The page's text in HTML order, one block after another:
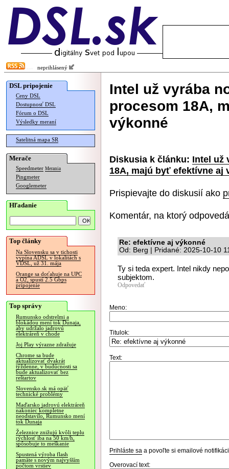
neprihlásený
DSL pripojenie
Ceny DSL
Dostupnosť DSL
Fórum o DSL
Výsledky meraní
Satelitná mapa SR
Merače
Speedmeter Merania
Pingmeter
Googlemeter
Hľadanie
Top články
Na Slovensku sa v tichosti
vypína ADSL v lokalitách s
VDSL, už 31. mája
Orange sa doťahuje na UPC
a O2, spustí 2.5 Gbps
pripojenie
Top správy
Rumunsko odstrelmi a
blokádou mení tok Dunaja,
aby udržalo jadrovú
elektráreň v chode
Joj Play výrazne zdražuje
Chrome sa bude
aktualizovať dvakrát
týždenne, v budúcnosti sa
bude aktualizovať bez
reštartov
Slovensko.sk má opäť
technické problémy
Maďarsko jadrovú elektráreň
nakoniec kompletne
neodstavilo, Rumunsko mení
tok Dunaja
Železnice znižujú kvôli teplu
rýchlosť iba na 50 km/h,
spôsobuje to meškanie
Spustená výroba flash
pamäte s novým najvyšším
počtom vrstiev
Intel už vyrába
procesom 18A,
výkonné
Diskusia k článku: Intel už
18A, majú byť efektívne aj
Prispievajte do diskusií ako
Komentár, na ktorý
Re: efektívne aj výkonné
Od: Berg | Pridané: 2025-10-10
Ty si teda expert. Intel nikdy
subjektom.
Odpovedať
Meno:
Titulok:
Text:
Prihláste sa a povoľte si emailové
Overovací text: